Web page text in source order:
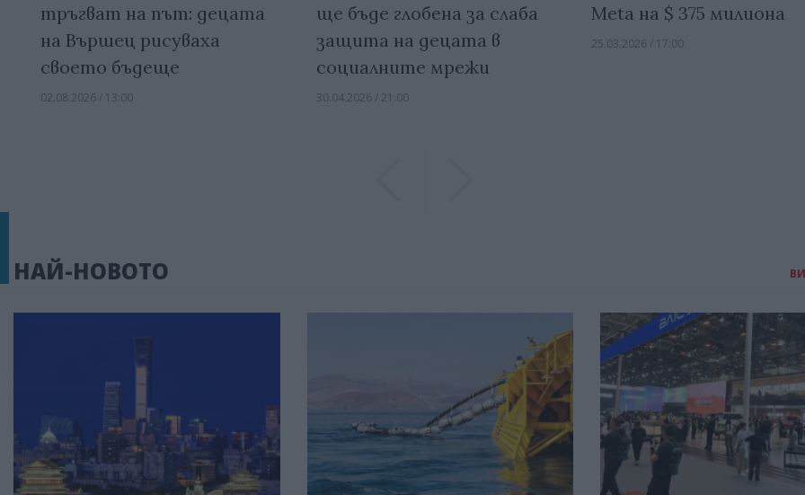
тръгват на път: децата
на Вършец рисуваха
своето бъдеще
02.08.2026 / 13:00
ще бъде глобена за слаба
защита на децата в
социалните мрежи
30.04.2026 / 21:00
Meta на $ 375 милиона
25.03.2026 / 17:00
НАЙ-НОВОТО